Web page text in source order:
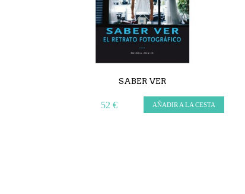
SABER VER
52 € AÑADIR A LA CESTA